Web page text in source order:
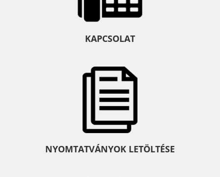
KAPCSOLAT
NYOMTATVÁNYOK LETÖLTÉSE